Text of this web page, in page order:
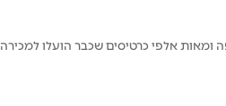
ומאות אלפי כרטיסים שכבר הועלו למכירה